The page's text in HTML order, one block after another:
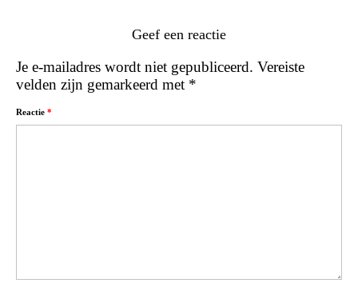
Geef een reactie
Je e-mailadres wordt niet gepubliceerd. Vereiste
velden zijn gemarkeerd met *
Reactie *